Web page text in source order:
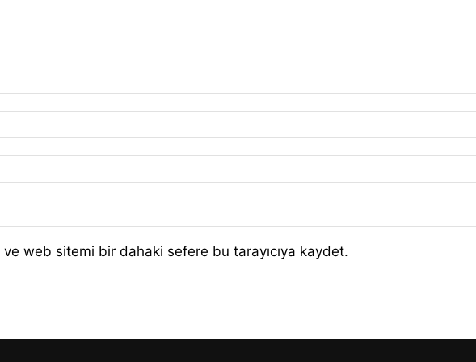
ve web sitemi bir dahaki sefere bu tarayıcıya kaydet.